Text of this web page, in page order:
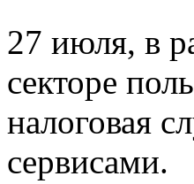
27 июля, в
секторе
налоговая
сервисами.